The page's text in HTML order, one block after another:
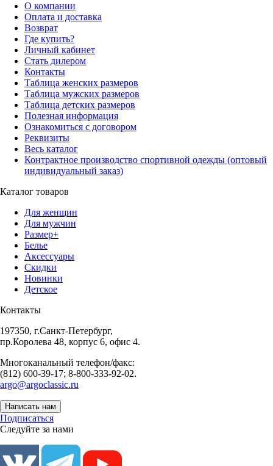
О компании
Оплата и доставка
Возврат
Где купить?
Личный кабинет
Стать дилером
Контакты
Таблица женских размеров
Таблица мужских размеров
Таблица детских размеров
Полезная информация
Ознакомиться с договором
Реквизиты
Весь каталог
Контрактное производство спортивной одежды (оптовый
индивидуальный заказ)
Каталог товаров
Для женщин
Для мужчин
Размер+
Белье
Аксессуары
Скидки
Новинки
Детское
Контакты
197350, г.Санкт-Петербург,
пр.Королева 48, корпус 6, офис 4.
Многоканальный телефон/факс:
(812) 600-39-17; 8-800-333-92-02.
argo@argoclassic.ru
Написать нам
Подписаться
Следуйте за нами